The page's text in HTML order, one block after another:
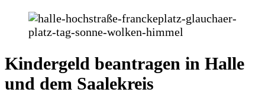
Kindergeld beantragen in Halle
und dem Saalekreis